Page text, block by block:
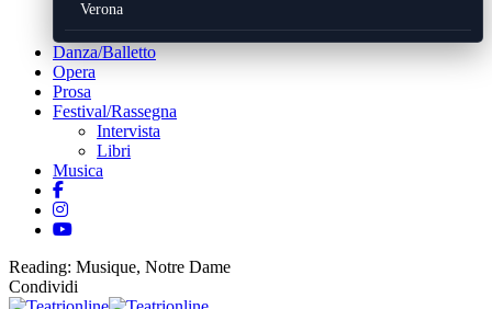
Verona
Danza/Balletto
Opera
Prosa
Festival/Rassegna
Intervista
Libri
Musica
Reading: Musique, Notre Dame
Condividi